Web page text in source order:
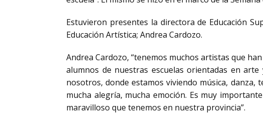
Estuvieron presentes la directora de Educación
Educación Artística; Andrea Cardozo.
Andrea Cardozo, “tenemos muchos artistas que
alumnos de nuestras escuelas orientadas en
nosotros, donde estamos viviendo música,
mucha alegría, mucha emoción. Es muy
maravilloso que tenemos en nuestra provincia”.